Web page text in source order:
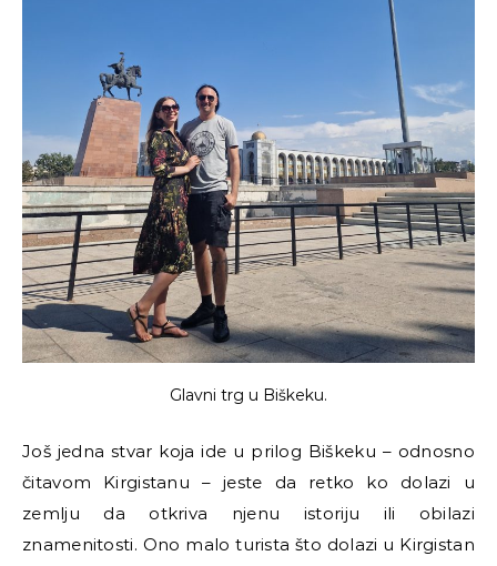
Glavni trg u Biškeku.
Još jedna stvar koja ide u prilog Biškeku – odnosno
čitavom Kirgistanu – jeste da retko ko dolazi u
zemlju da otkriva njenu istoriju ili obilazi
znamenitosti. Ono malo turista što dolazi u Kirgistan